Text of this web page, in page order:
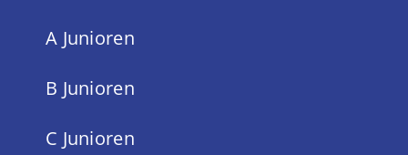
A Junioren
B Junioren
C Junioren